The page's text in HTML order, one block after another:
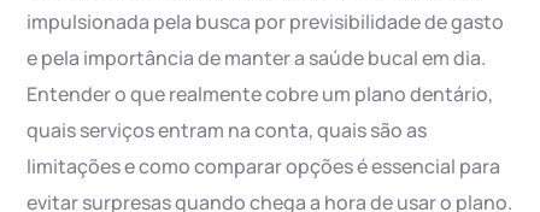
impulsionada pela busca por previsibilidade de gasto
e pela importância de manter a saúde bucal em dia.
Entender o que realmente cobre um plano dentário,
quais serviços entram na conta, quais são as
limitações e como comparar opções é essencial para
evitar surpresas quando chega a hora de usar o plano.